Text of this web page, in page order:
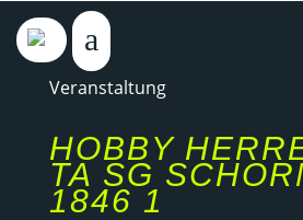
Veranstaltung
HOBBY
TA SG
1846 1